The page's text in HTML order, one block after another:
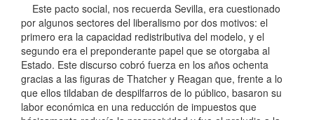
Este pacto social, nos recuerda Sevilla, era cuestionado
por algunos sectores del liberalismo por dos motivos: el
primero era la capacidad redistributiva del modelo, y el
segundo era el preponderante papel que se otorgaba al
Estado. Este discurso cobró fuerza en los años ochenta
gracias a las figuras de Thatcher y Reagan que, frente a lo
que ellos tildaban de despilfarros de lo público, basaron su
labor económica en una reducción de impuestos que